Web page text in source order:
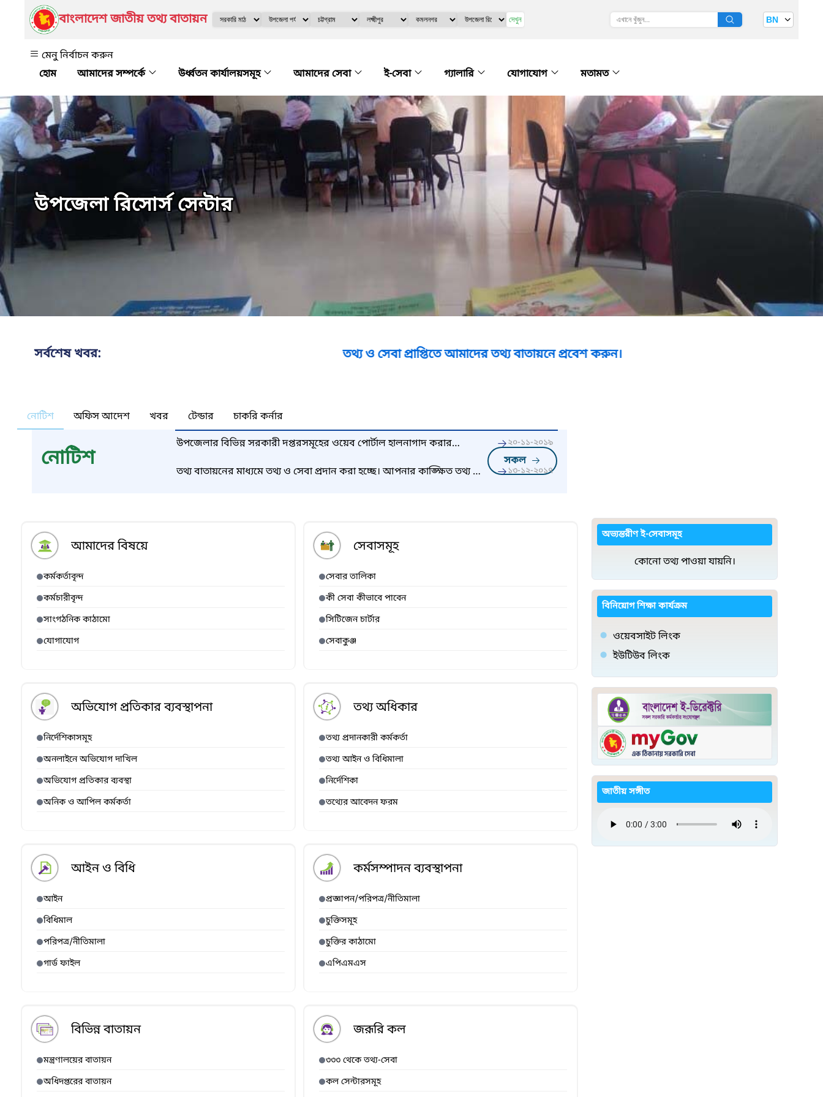
বাংলাদেশ জাতীয় তথ্য বাতায়ন দেখুন BN
মেনু নির্বাচন করুন
আমাদের সম্পর্কে
উর্ধ্বতন কার্যালয়সমূহ আমাদের সেবা ই-সেবা গ্যালারি যোগাযোগ মতামত
উপজেলা রিসোর্স সেন্টার
সর্বশেষ খবর: তথ্য ও সেবা প্রাপ্তিতে আমাদের তথ্য বাতায়নে প্রবেশ করুন।
নোটিশ অফিস আদেশ খবর টেন্ডার চাকরি কর্নার
নোটিশ সকল
উপজেলার বিভিন্ন সরকারী দপ্তরসমূহের ওয়েব পোর্টাল হালনাগাদ করার
২০-১১-২০১৯
তথ্য বাতায়নের মাধ্যমে তথ্য ও সেবা প্রদান করা হচ্ছে। আপনার কাঙ্ক্ষিত তথ্য ও
১৩-১২-২০১৭
আমাদের বিষয়ে
কর্মকর্তাবৃন্দ
কর্মচারীবৃন্দ
সাংগঠনিক কাঠামো
যোগাযোগ
সেবাসমূহ
সেবার তালিকা
কী সেবা কীভাবে পাবেন
সিটিজেন চার্টার
সেবাকুঞ্জ
অভিযোগ প্রতিকার ব্যবস্থাপনা
নির্দেশিকাসমূহ
অনলাইনে অভিযোগ দাখিল
অভিযোগ প্রতিকার ব্যবস্থা
অনিক ও আপিল কর্মকর্তা
তথ্য অধিকার
তথ্য প্রদানকারী কর্মকর্তা
তথ্য আইন ও বিধিমালা
নির্দেশিকা
তথ্যের আবেদন ফরম
আইন ও বিধি
আইন
বিধিমাল
পরিপত্র/নীতিমালা
গার্ড ফাইল
কর্মসম্পাদন ব্যবস্থাপনা
প্রজ্ঞাপন/পরিপত্র/নীতিমালা
চুক্তিসমূহ
চুক্তির কাঠামো
এপিএমএস
বিভিন্ন বাতায়ন
মন্ত্রণালয়ের বাতায়ন
অধিদপ্তরের বাতায়ন
জরূরি কল
৩৩৩ থেকে তথ্য-সেবা
কল সেন্টারসমূহ
অভ্যন্তরীণ ই-সেবাসমূহ
কোনো তথ্য পাওয়া যায়নি।
বিনিয়োগ শিক্ষা কার্যক্রম
ওয়েবসাইট লিংক
ইউটিউব লিংক
জাতীয় সঙ্গীত